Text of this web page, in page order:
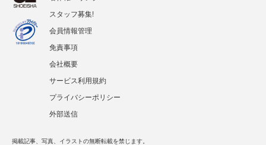
スタッフ募集!
会員情報管理
免責事項
会社概要
サービス利用規約
プライバシーポリシー
外部送信
掲載記事、写真、イラストの無断転載を禁じます。